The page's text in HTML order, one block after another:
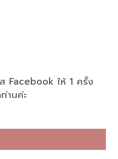
Facebook ให้ 1 ครั้ง
านค่ะ